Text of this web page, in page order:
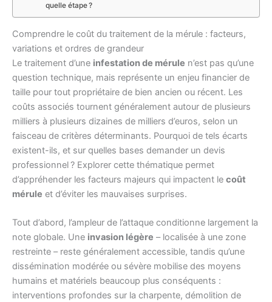
quelle étape ?
Comprendre le coût du traitement de la mérule : facteurs,
variations et ordres de grandeur
Le traitement d’une infestation de mérule n’est pas qu’une
question technique, mais représente un enjeu financier de
taille pour tout propriétaire de bien ancien ou récent. Les
coûts associés tournent généralement autour de plusieurs
milliers à plusieurs dizaines de milliers d’euros, selon un
faisceau de critères déterminants. Pourquoi de tels écarts
existent-ils, et sur quelles bases demander un devis
professionnel ? Explorer cette thématique permet
d’appréhender les facteurs majeurs qui impactent le coût
mérule et d’éviter les mauvaises surprises.
Tout d’abord, l’ampleur de l’attaque conditionne largement la
note globale. Une invasion légère – localisée à une zone
restreinte – reste généralement accessible, tandis qu’une
dissémination modérée ou sévère mobilise des moyens
humains et matériels beaucoup plus conséquents :
interventions profondes sur la charpente, démolition de